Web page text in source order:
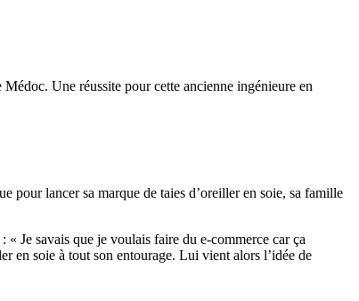
Une réussite pour cette ancienne ingénieure en
pour lancer sa marque de taies d’oreiller en soie, sa famille
Je savais que je voulais faire du e-commerce car ça
en soie à tout son entourage. Lui vient alors l’idée de